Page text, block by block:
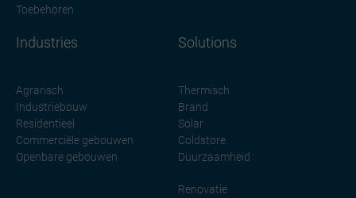
Toebehoren
Industries
Agrarisch
Industriebouw
Residentieel
Commerciële gebouwen
Openbare gebouwen
Solutions
Thermisch
Brand
Solar
Coldstore
Duurzaamheid
Renovatie